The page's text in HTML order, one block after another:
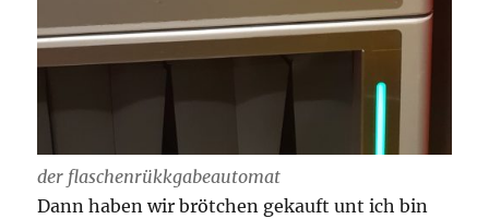
der flaschenrükkgabeautomat
Dann haben wir brötchen gekauft unt ich bin